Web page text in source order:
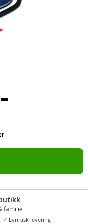
familie
Lynrask levering